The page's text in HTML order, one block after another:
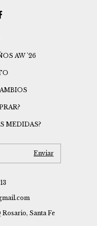
AW '26
MEDIDAS?
Santa Fe